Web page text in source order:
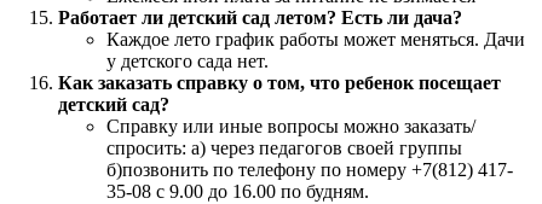
Работает ли детский сад летом? Есть ли дача?
Каждое лето график работы может меняться. Дачи
у детского сада нет.
Как заказать справку о том, что ребенок посещает
детский сад?
Справку или иные вопросы можно заказать/
спросить: а) через педагогов своей группы
б)позвонить по телефону по номеру +7(812) 417-
35-08 с 9.00 до 16.00 по будням.